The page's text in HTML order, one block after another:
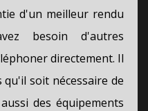
d'un meilleur rendu
besoin d'autres
directement. Il
qu'il soit nécessaire de
des équipements